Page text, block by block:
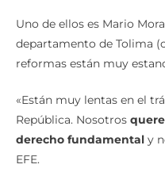
Uno de ellos es Mario
departamento de Tolima
reformas están muy
«Están muy lentas en el
República. Nosotros
derecho fundamental y
EFE.